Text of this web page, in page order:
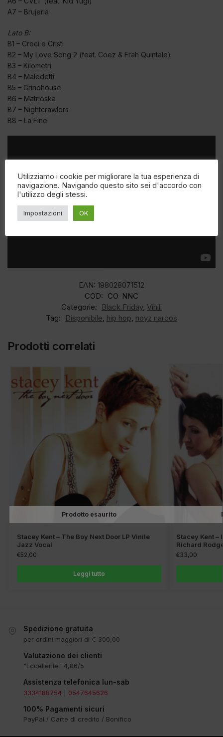
A7 – Brujeria
Lato B:
B1 – Croci e Cristi
B2 – My Love Song 2 (feat. Coez & Frah Quintale)
B3 – Kilometri
B4 – Maledetti
B5 – Grindhouse
B6 – Matrioska
B7 – Nightcrawlers
B8 – La Fine
EAN: 198028071512
COD: CO-NNC
Categorie:
Black Friday, Vinili
Tag:
Disponibile, hip hop, noyz narcos
Prodotti correlati
Prodotto esaurito
Stacey Kent – The Boy Next Door LP Vinile
Jazz Vocal
€52,00
Leggi tutto
Stacey Kent –
Richard
€33,00
Spedizione gratuita
per ordini maggiori di € 300,00
Valutazione dei clienti
"Eccellente" 4,86/5
Assistenza telefonica lun-sab
3334188754 0547645626
100% Pagamenti sicuri
PayPal / Carte di credito / Bonifico
Utilizziamo i cookie per migliorare la tua esperienza di
navigazione. Navigando questo sito sei d'accordo con
l'utilizzo degli stessi.
Impostazioni OK